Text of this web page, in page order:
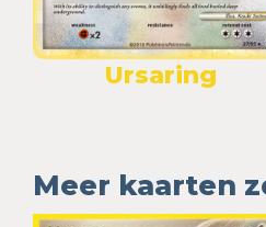
Ursaring
Meer kaarten